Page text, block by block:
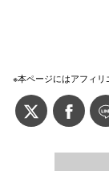
※本ページにはアフィ